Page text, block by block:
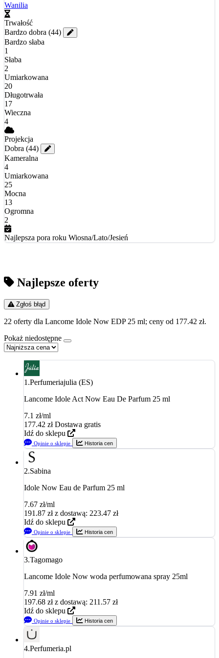
Wanilia
Trwałość
Bardzo dobra (44)
Bardzo słaba
1
Słaba
2
Umiarkowana
20
Długotrwała
17
Wieczna
4
Projekcja
Dobra (44)
Kameralna
4
Umiarkowana
25
Mocna
13
Ogromna
2
Najlepsza pora roku Wiosna/Lato/Jesień
Najlepsze oferty
Zgłoś błąd
22 oferty dla Lancome Idole Now EDP 25 ml; ceny od 177.42 zł.
Pokaż niedostępne
1.Perfumeriajulia (ES)
Lancome Idole Act Now Eau De Parfum 25 ml
7.1 zł/ml
177.42 zł Dostawa gratis
Idź do sklepu
Opinie o sklepie Historia cen
2.Sabina
Idole Now Eau de Parfum 25 ml
7.67 zł/ml
191.87 zł z dostawą: 223.47 zł
Idź do sklepu
Opinie o sklepie Historia cen
3.Tagomago
Lancome Idole Now woda perfumowana spray 25ml
7.91 zł/ml
197.68 zł z dostawą: 211.57 zł
Idź do sklepu
Opinie o sklepie Historia cen
4.Perfumeria.pl